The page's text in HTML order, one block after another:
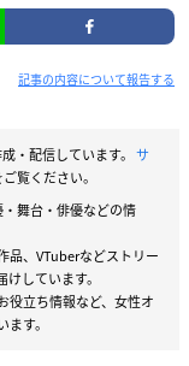
記事の内容について報告する
・配信しています。 サ
覧ください。
舞台・俳優などの情
品、VTuberなどストリー
しています。
役立ち情報など、女性オ
す。